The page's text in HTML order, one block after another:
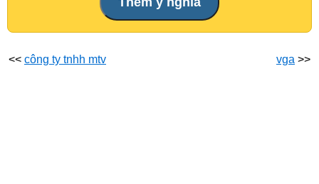
<< công ty tnhh mtv vga >>